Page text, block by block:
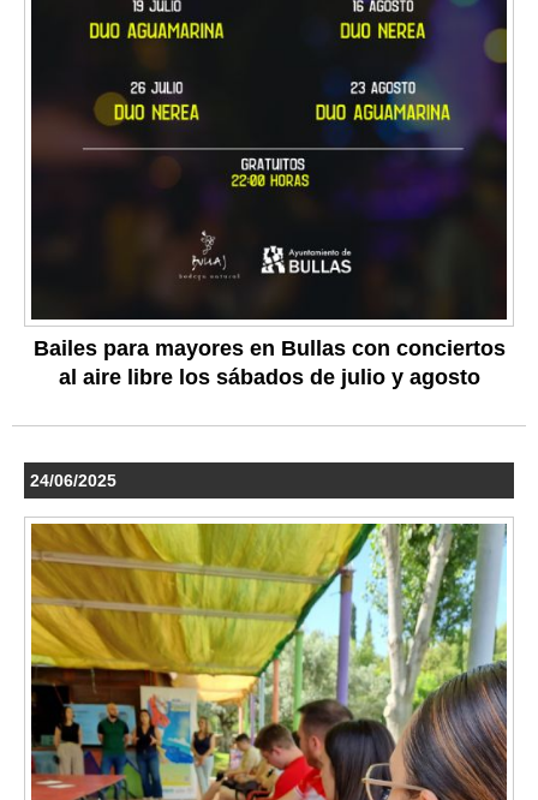
Bailes para mayores en Bullas con conciertos
al aire libre los sábados de julio y agosto
24/06/2025